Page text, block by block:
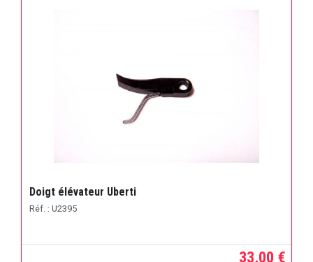
Doigt élévateur Uberti
Réf. : U2395
33,00 €